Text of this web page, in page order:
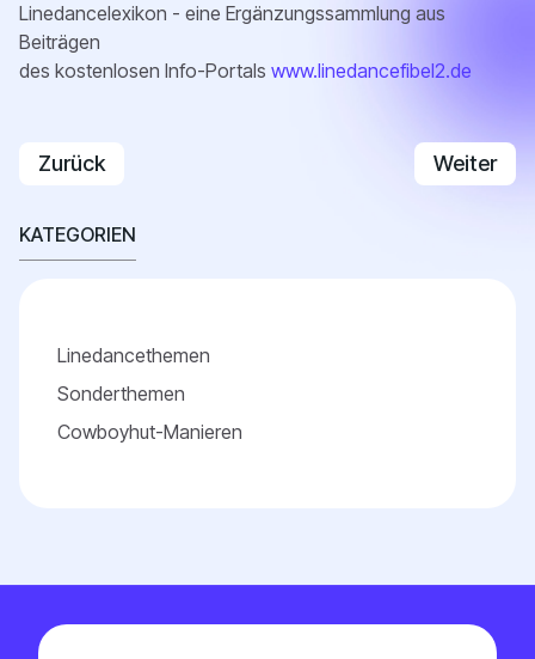
Linedancelexikon - eine Ergänzungssammlung aus
Beiträgen
des kostenlosen Info-Portals www.linedancefibel2.de
Vorheriger Beitrag: Level(s)
Zurück Nächster
Weiter
KATEGORIEN
Linedancethemen
Sonderthemen
Cowboyhut-Manieren